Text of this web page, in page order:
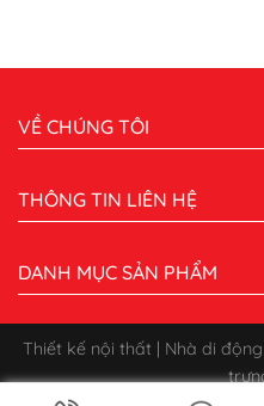
VỀ CHÚNG TÔI
THÔNG TIN LIÊN HỆ
DANH MỤC SẢN PHẨM
Thiết kế nội thất | Nhà di